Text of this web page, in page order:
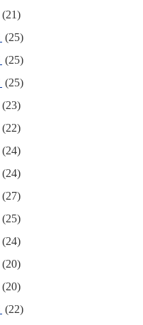
(21)
(25)
(25)
(25)
(23)
(22)
(24)
(24)
(27)
(25)
(24)
(20)
(20)
(22)